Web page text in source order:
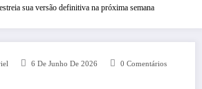
sua versão definitiva na próxima semana
6 De Junho De 2026 0 Comentários